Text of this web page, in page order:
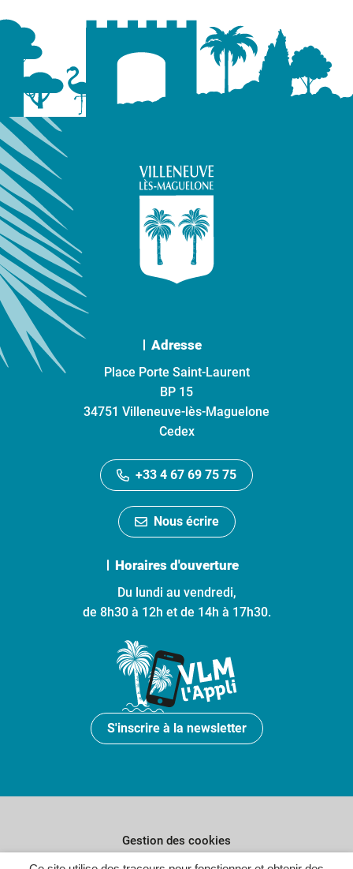
Adresse
Place Porte Saint-Laurent
BP 15
34751 Villeneuve-lès-Maguelone
Cedex
+33 4 67 69 75 75
Nous écrire
Horaires d'ouverture
Du lundi au vendredi,
de 8h30 à 12h et de 14h à 17h30.
S'inscrire à la newsletter
Gestion des cookies